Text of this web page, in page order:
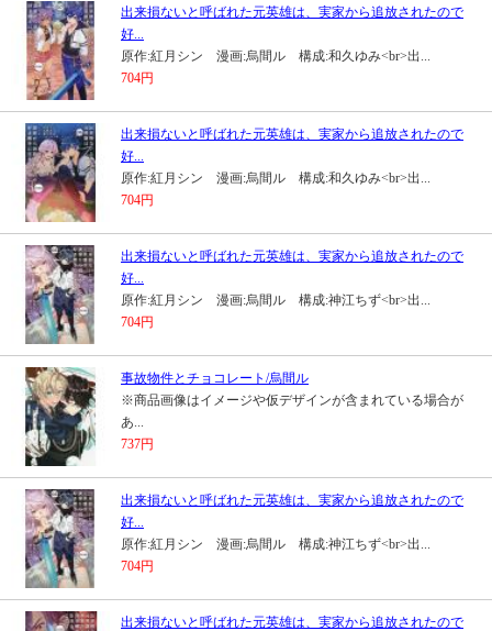
出来損ないと呼ばれた元英雄は、実家から追放されたので
好...
原作:紅月シン 漫画:烏間ル 構成:和久ゆみ<br>出...
704円
出来損ないと呼ばれた元英雄は、実家から追放されたので
好...
原作:紅月シン 漫画:烏間ル 構成:和久ゆみ<br>出...
704円
出来損ないと呼ばれた元英雄は、実家から追放されたので
好...
原作:紅月シン 漫画:烏間ル 構成:神江ちず<br>出...
704円
事故物件とチョコレート/烏間ル
※商品画像はイメージや仮デザインが含まれている場合が
あ...
737円
出来損ないと呼ばれた元英雄は、実家から追放されたので
好...
原作:紅月シン 漫画:烏間ル 構成:神江ちず<br>出...
704円
出来損ないと呼ばれた元英雄は、実家から追放されたので